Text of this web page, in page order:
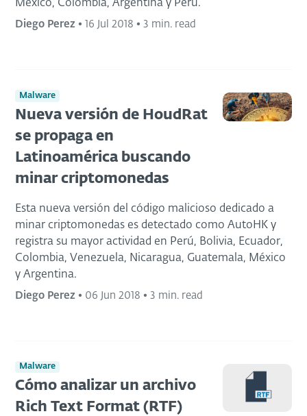
México, Colombia, Argentina y Perú.
Diego Perez • 16 Jul 2018 • 3 min. read
Malware
Nueva versión de HoudRat
se propaga en
Latinoamérica buscando
minar criptomonedas
Esta nueva versión del código malicioso dedicado a
minar criptomonedas es detectado como AutoHK y
registra su mayor actividad en Perú, Bolivia, Ecuador,
Colombia, Venezuela, Nicaragua, Guatemala, México
y Argentina.
Diego Perez • 06 Jun 2018 • 3 min. read
Malware
Cómo analizar un archivo
Rich Text Format (RTF)